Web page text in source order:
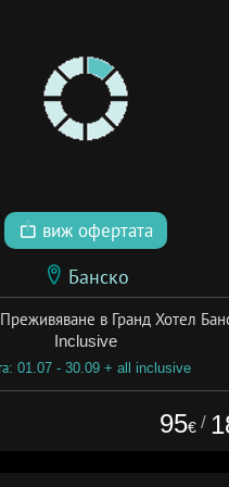
виж офертата
Банско
в Гранд Хотел
Inclusive
01.07 - 30.09 + all inclusive
95€ /